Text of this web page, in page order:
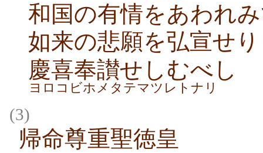
和国の有情をあわれ
如来の悲願を弘宣せり
慶喜奉讃せしむべし
ヨロコビホメタテマツレトナリ
(3)
帰命尊重聖徳皇